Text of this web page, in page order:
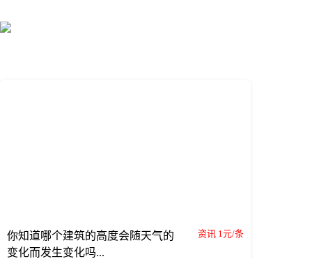
你知道哪个建筑的高度会随天气的
变化而发生变化吗...
资讯 1元/条